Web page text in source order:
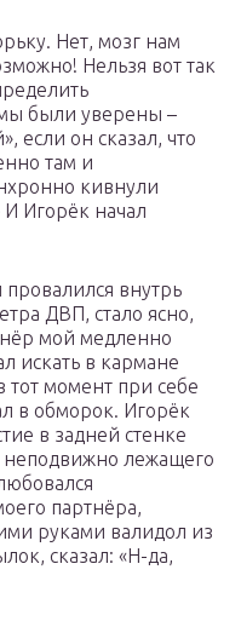
Нет, мозг нам
Нельзя вот так
были уверены –
если он сказал, что
там и
кивнули
И Игорёк начал
внутрь
ДВП, стало ясно,
мой медленно
искать в кармане
тот момент при себе
в обморок. Игорёк
в задней стенке
неподвижно лежащего
партнёра,
руками валидол из
сказал: «Н-да,